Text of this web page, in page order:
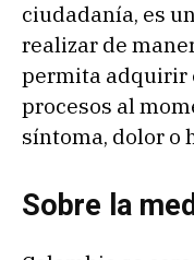
ciudadanía, es
realizar de
permita adquirir
procesos al
síntoma, dolor o
Sobre la